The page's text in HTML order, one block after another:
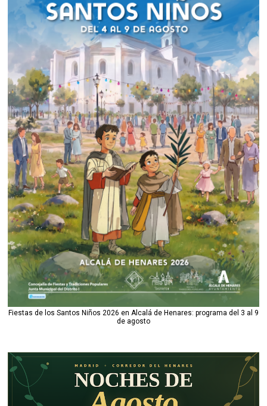
Fiestas de los Santos Niños 2026 en Alcalá de Henares: programa del 3 al 9
de agosto